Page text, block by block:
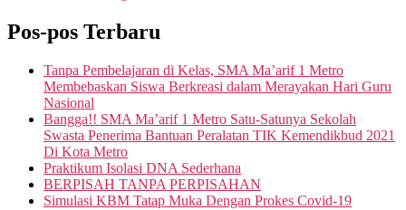
Pos-pos Terbaru
Tanpa Pembelajaran di Kelas, SMA Ma’arif 1 Metro
Membebaskan Siswa Berkreasi dalam Merayakan Hari Guru
Nasional
Bangga!! SMA Ma’arif 1 Metro Satu-Satunya Sekolah
Swasta Penerima Bantuan Peralatan TIK Kemendikbud 2021
Di Kota Metro
Praktikum Isolasi DNA Sederhana
BERPISAH TANPA PERPISAHAN
Simulasi KBM Tatap Muka Dengan Prokes Covid-19